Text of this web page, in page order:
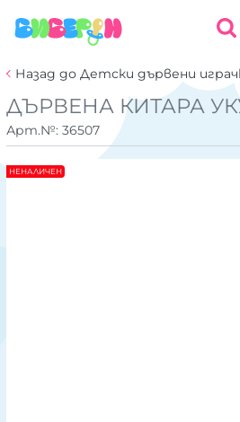
Назад до Детски дървени
ДЪРВЕНА КИТАРА
Арт.№: 36507
НЕНАЛИЧЕН